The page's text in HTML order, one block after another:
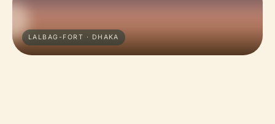
LALBAG-FORT · DHAKA